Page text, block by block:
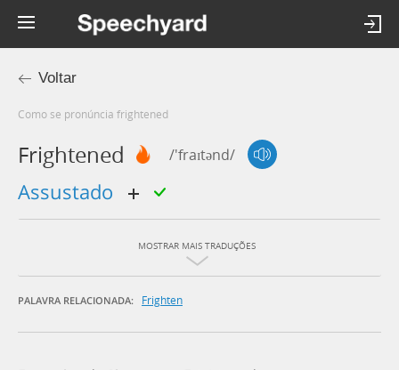
Voltar
Como se pronúncia frightened
Frightened /'fraɪtənd/
assustado
MOSTRAR MAIS TRADUÇÕES
PALAVRA RELACIONADA: Frighten